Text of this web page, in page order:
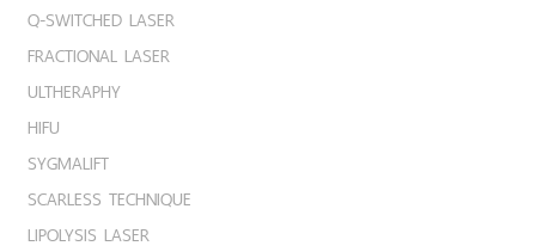
Q-SWITCHED LASER
FRACTIONAL LASER
ULTHERAPHY
HIFU
SYGMALIFT
SCARLESS TECHNIQUE
LIPOLYSIS LASER